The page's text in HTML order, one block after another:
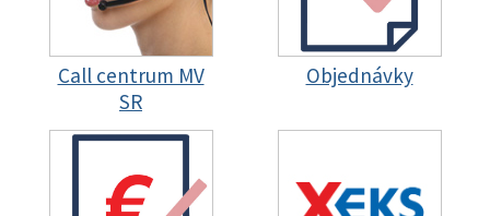
Call centrum MV
SR
Objednávky